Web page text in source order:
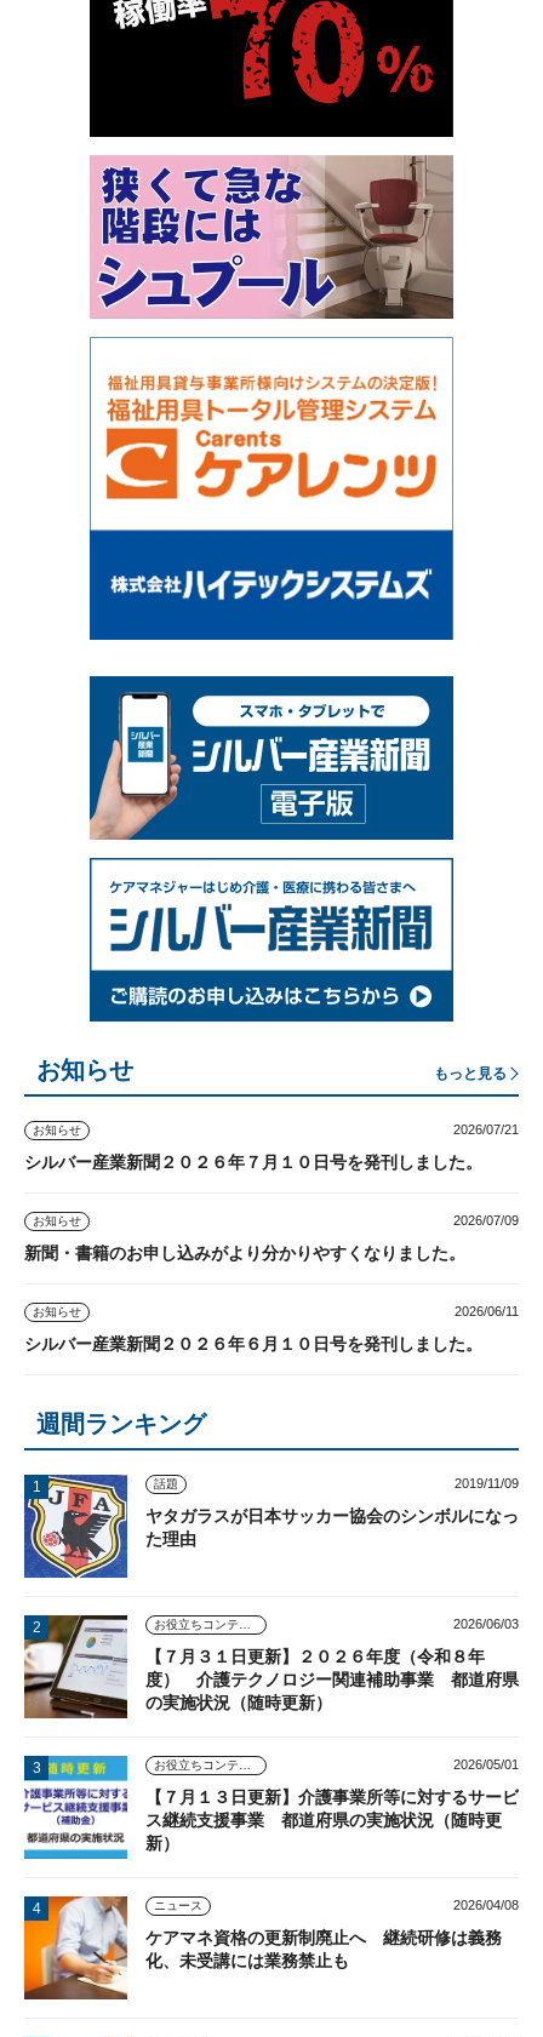
お知らせ もっと見る
お知らせ 2026/07/21
シルバー産業新聞２０２６年７月１０日号を発刊しました。
お知らせ 2026/07/09
新聞・書籍のお申し込みがより分かりやすくなりました。
お知らせ 2026/06/11
シルバー産業新聞２０２６年６月１０日号を発刊しました。
週間ランキング
話題 2019/11/09
ヤタガラスが日本サッカー協会のシンボルになっ
た理由
2026/06/03
【７月３１日更新】２０２６年度（令和８年
度） 介護テクノロジー関連補助事業 都道府県
の実施状況（随時更新）
2026/05/01
【７月１３日更新】介護事業所等に対するサービ
ス継続支援事業 都道府県の実施状況（随時更
新）
ニュース 2026/04/08
ケアマネ資格の更新制廃止へ 継続研修は義務
化、未受講には業務禁止も